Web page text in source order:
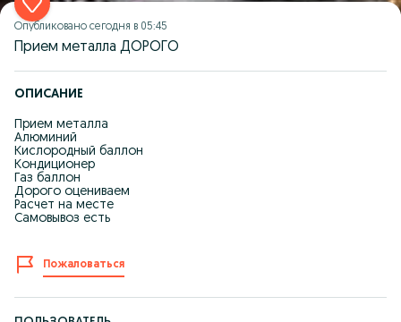
Опубликовано сегодня в 05:45
Прием металла ДОРОГО
ОПИСАНИЕ
Прием металла
Алюминий
Кислородный баллон
Кондиционер
Газ баллон
Дорого оцениваем
Расчет на месте
Самовывоз есть
Пожаловаться